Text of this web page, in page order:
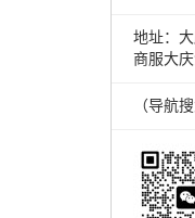
地址：
商服大
（导航